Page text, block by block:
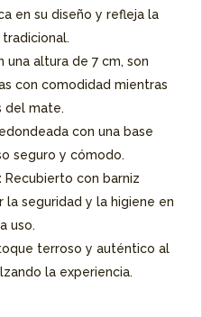
en su diseño y refleja la
una altura de 7 cm, son
con comodidad mientras
del mate.
con una base
seguro y cómodo.
Recubierto con barniz
la seguridad y la higiene en
uso.
terroso y auténtico al
la experiencia.